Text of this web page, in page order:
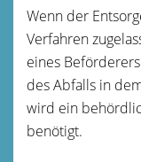
Wenn der
Verfahren
eines
des Abfalls in
wird ein
benötigt.